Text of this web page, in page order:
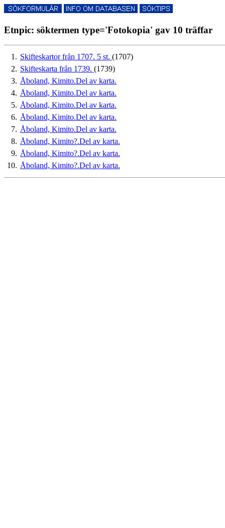
Etnpic: söktermen type='Fotokopia' gav 10 träffar
1. Skifteskartor från 1707. 5 st. (1707)
2. Skifteskarta från 1739. (1739)
3. Åboland, Kimito.Del av karta.
4. Åboland, Kimito.Del av karta.
5. Åboland, Kimito.Del av karta.
6. Åboland, Kimito.Del av karta.
7. Åboland, Kimito.Del av karta.
8. Åboland, Kimito?.Del av karta.
9. Åboland, Kimito?.Del av karta.
10. Åboland, Kimito?.Del av karta.